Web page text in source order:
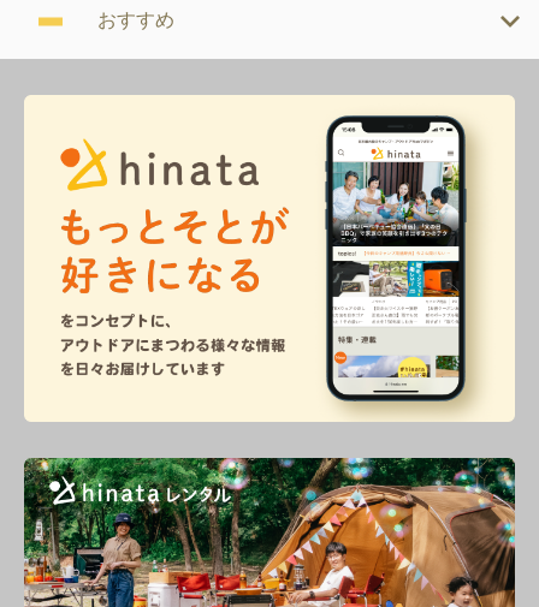
おすすめ